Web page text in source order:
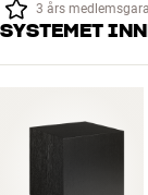
3 års
SYSTEMET